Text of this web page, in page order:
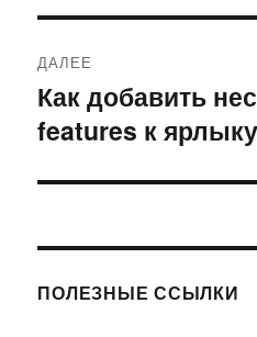
ДАЛЕЕ
Следующая
запись:
Как добавить
features к
ПОЛЕЗНЫЕ ССЫЛКИ